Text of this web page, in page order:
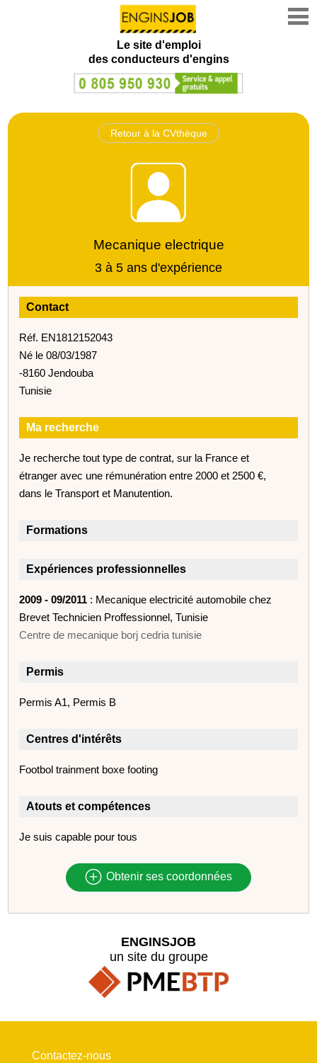
Le site d'emploi
des conducteurs d'engins
Retour à la CVthèque
Mecanique electrique
3 à 5 ans d'expérience
Contact
Réf. EN1812152043
Né le 08/03/1987
-8160 Jendouba
Tunisie
Ma recherche
Je recherche tout type de contrat, sur la France et
étranger avec une rémunération entre 2000 et 2500 €,
dans le Transport et Manutention.
Formations
Expériences professionnelles
2009 - 09/2011 : Mecanique electricité automobile chez
Brevet Technicien Proffessionnel, Tunisie
Centre de mecanique borj cedria tunisie
Permis
Permis A1, Permis B
Centres d'intérêts
Footbol trainment boxe footing
Atouts et compétences
Je suis capable pour tous
Obtenir ses coordonnées
ENGINSJOB
un site du groupe
Contactez-nous